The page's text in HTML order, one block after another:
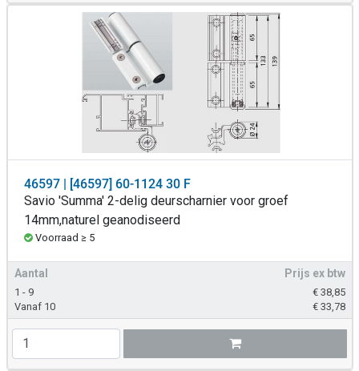
46597 | [46597] 60-1124 30 F
Savio 'Summa' 2-delig deurscharnier voor groef
14mm,naturel geanodiseerd
Voorraad ≥ 5
Aantal Prijs ex btw
1 - 9 € 38,85
Vanaf 10
€ 33,78